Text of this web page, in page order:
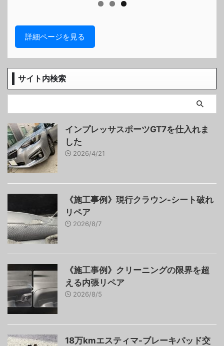
詳細ページを見る
サイト内検索
インプレッサスポーツGT7を仕入れま
した
2026/4/21
《施工事例》現行クラウン-シート破れ
リペア
2026/8/7
《施工事例》クリーニングの限界を超
える内張リペア
2026/8/5
18万kmエスティマ-ブレーキパッド交